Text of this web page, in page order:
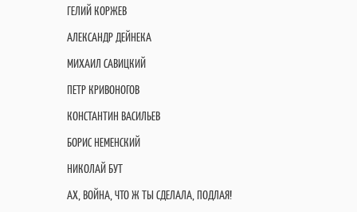
ГЕЛИЙ КОРЖЕВ
АЛЕКСАНДР ДЕЙНЕКА
МИХАИЛ САВИЦКИЙ
ПЕТР КРИВОНОГОВ
КОНСТАНТИН ВАСИЛЬЕВ
БОРИС НЕМЕНСКИЙ
НИКОЛАЙ БУТ
АХ, ВОЙНА, ЧТО Ж ТЫ СДЕЛАЛА, ПОДЛАЯ!